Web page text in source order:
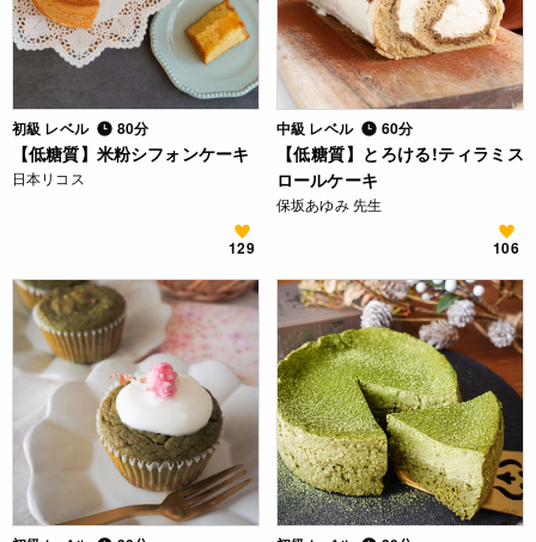
初級 レベル 80分
【低糖質】米粉シフォンケーキ
日本リコス
129
中級 レベル 60分
【低糖質】とろける!ティラミス
ロールケーキ
保坂あゆみ 先生
106